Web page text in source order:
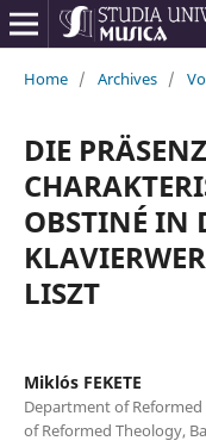
Home / Archives /
DIE
OBSTINÉ IN
LISZT
Miklós FEKETE
Department of
of Reformed Theology,